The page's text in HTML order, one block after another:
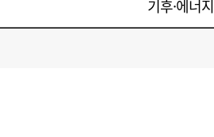
기후·에너지